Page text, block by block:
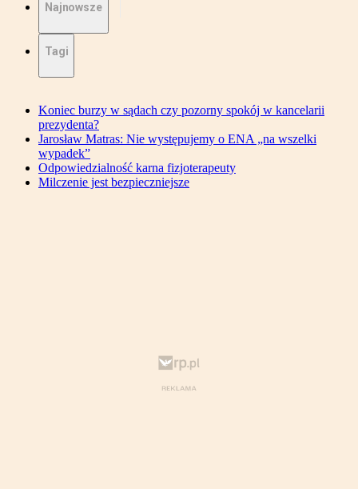
Najnowsze
Tagi
Koniec burzy w sądach czy pozorny spokój w kancelarii
prezydenta?
Jarosław Matras: Nie występujemy o ENA „na wszelki
wypadek”
Odpowiedzialność karna fizjoterapeuty
Milczenie jest bezpieczniejsze